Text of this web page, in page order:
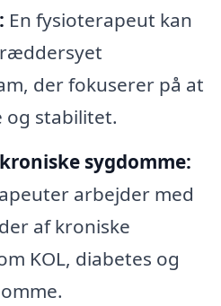
En fysioterapeut kan
der fokuserer på at
stabilitet.
sygdomme:
arbejder med
af kroniske
KOL, diabetes og